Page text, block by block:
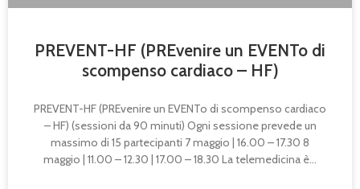
PREVENT-HF (PREvenire un EVENTo di
scompenso cardiaco – HF)
PREVENT-HF (PREvenire un EVENTo di scompenso cardiaco
– HF) (sessioni da 90 minuti) Ogni sessione prevede un
massimo di 15 partecipanti 7 maggio | 16.00 – 17.30 8
maggio | 11.00 – 12.30 | 17.00 – 18.30 La telemedicina è